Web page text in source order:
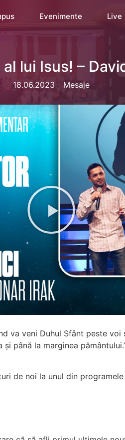
Evenimente Live
lui Isus! –
18.06.2023 Mesaje
va veni Duhul Sfânt peste
și până la marginea
de noi la unul din